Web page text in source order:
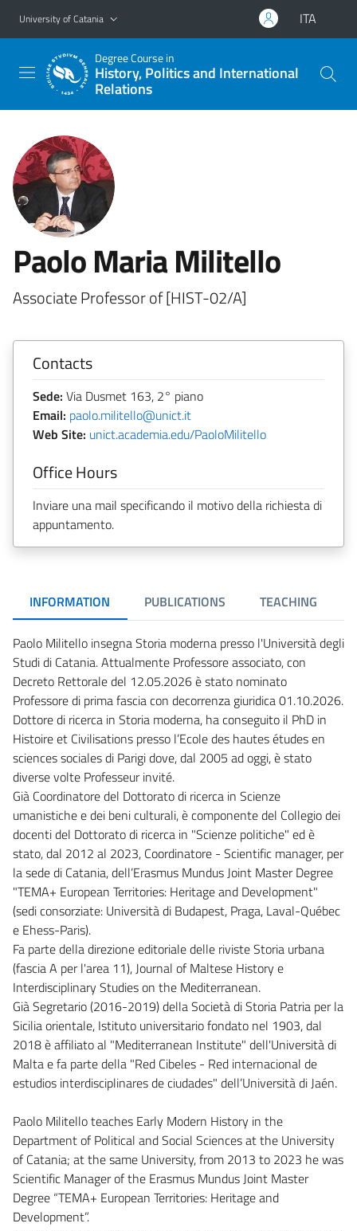
Go to main content
Go to navigation menu
University of Catania ITA
Degree Course in
History, Politics and International
Relations
Paolo Maria Militello
Associate Professor of [HIST-02/A]
Contacts
Sede: Via Dusmet 163, 2° piano
Email: paolo.militello@unict.it
Web Site: unict.academia.edu/PaoloMilitello
Office Hours
Inviare una mail specificando il motivo della richiesta di
appuntamento.
INFORMATION PUBLICATIONS TEACHING
Paolo Militello insegna Storia moderna presso l'Università degli
Studi di Catania. Attualmente Professore associato, con
Decreto Rettorale del 12.05.2026 è stato nominato
Professore di prima fascia con decorrenza giuridica 01.10.2026.
Dottore di ricerca in Storia moderna, ha conseguito il PhD in
Histoire et Civilisations presso l’Ecole des hautes études en
sciences sociales di Parigi dove, dal 2005 ad oggi, è stato
diverse volte Professeur invité.
Già Coordinatore del Dottorato di ricerca in Scienze
umanistiche e dei beni culturali, è componente del Collegio dei
docenti del Dottorato di ricerca in "Scienze politiche" ed è
stato, dal 2012 al 2023, Coordinatore - Scientific manager, per
la sede di Catania, dell’Erasmus Mundus Joint Master Degree
"TEMA+ European Territories: Heritage and Development"
(sedi consorziate: Università di Budapest, Praga, Laval-Québec
e Ehess-Paris).
Fa parte della direzione editoriale delle riviste Storia urbana
(fascia A per l'area 11), Journal of Maltese History e
Interdisciplinary Studies on the Mediterranean.
Già Segretario (2016-2019) della Società di Storia Patria per la
Sicilia orientale, Istituto universitario fondato nel 1903, dal
2018 è affiliato al "Mediterranean Institute" dell'Università di
Malta e fa parte della "Red Cibeles - Red internacional de
estudios interdisciplinares de ciudades" dell’Università di Jaén.
Paolo Militello teaches Early Modern History in the
Department of Political and Social Sciences at the University
of Catania; at the same University, from 2013 to 2023 he was
Scientific Manager of the Erasmus Mundus Joint Master
Degree “TEMA+ European Territories: Heritage and
Development”.